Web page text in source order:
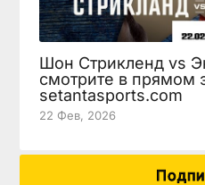
Шон Стрикленд vs
смотрите в прямом
setantasports.com
22 Фев, 2026